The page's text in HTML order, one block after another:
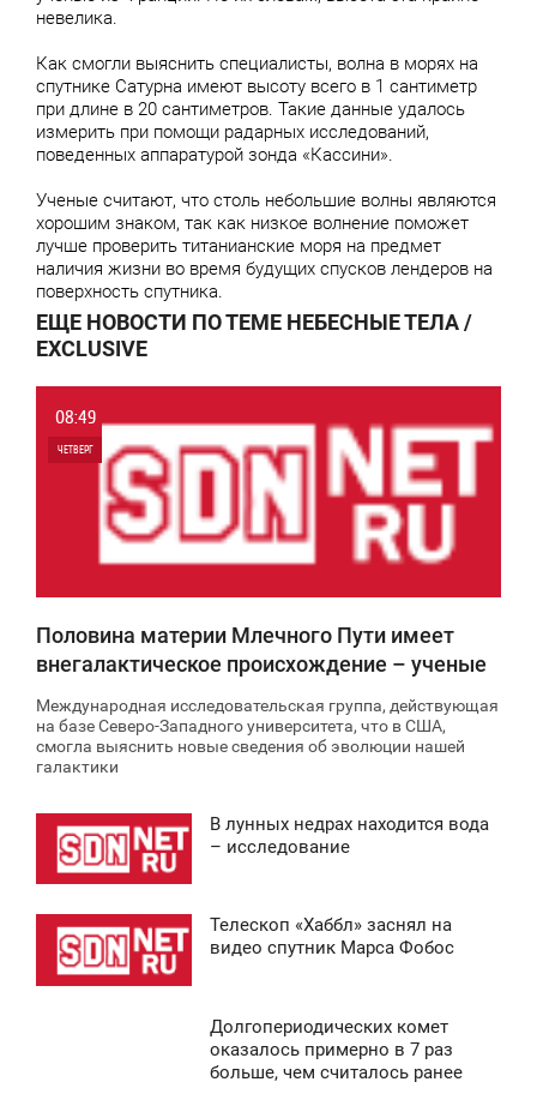
невелика.
Как смогли выяснить специалисты, волна в морях на
спутнике Сатурна имеют высоту всего в 1 сантиметр
при длине в 20 сантиметров. Такие данные удалось
измерить при помощи радарных исследований,
поведенных аппаратурой зонда «Кассини».
Ученые считают, что столь небольшие волны являются
хорошим знаком, так как низкое волнение поможет
лучше проверить титанианские моря на предмет
наличия жизни во время будущих спусков лендеров на
поверхность спутника.
ЕЩЕ НОВОСТИ ПО ТЕМЕ НЕБЕСНЫЕ ТЕЛА /
EXCLUSIVE
08:49
ЧЕТВЕРГ
Половина материи Млечного Пути имеет
внегалактическое происхождение – ученые
Международная исследовательская группа, действующая
на базе Северо-Западного университета, что в США,
смогла выяснить новые сведения об эволюции нашей
галактики
В лунных недрах находится вода
– исследование
Телескоп «Хаббл» заснял на
видео спутник Марса Фобос
Долгопериодических комет
оказалось примерно в 7 раз
больше, чем считалось ранее